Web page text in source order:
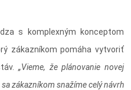
s komplexným konceptom
zákazníkom pomáha vytvoriť
„Vieme, že plánovanie novej
zákazníkom snažíme celý návrh